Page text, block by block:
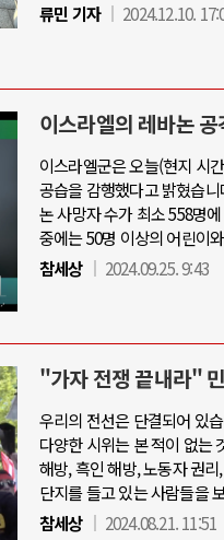
류민 기자
2024.12.10.
이스라엘의 레바논
이스라엘군은 오늘(현지 시
공습을 감행했다고 밝혔습
논 사망자 수가 최소 558명
중에는 50명 이상의 어린이
참세상
2024.09.25. 9:43
"가자 전쟁 끝내라"
우리의 전선은 단결되어 있
다양한 시위는 본 적이 없는
해방, 흑인 해방, 노동자 권
단지를 들고 있는 사람들을
참세상
2024.08.21. 11:51